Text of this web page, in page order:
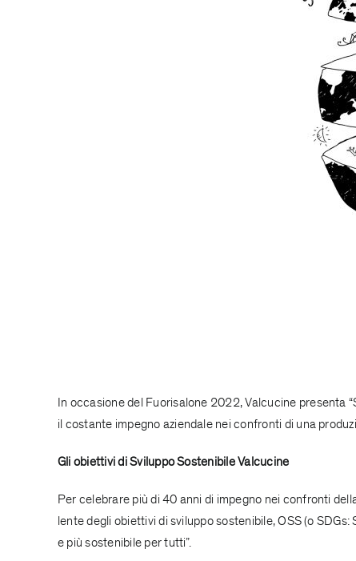
In occasione del Fuorisalone 2022, Valcucine presenta
il costante impegno aziendale nei confronti di una
Gli obiettivi di Sviluppo Sostenibile Valcucine
Per celebrare più di 40 anni di impegno nei confronti
lente degli obiettivi di sviluppo sostenibile, OSS (o
e più sostenibile per tutti”.